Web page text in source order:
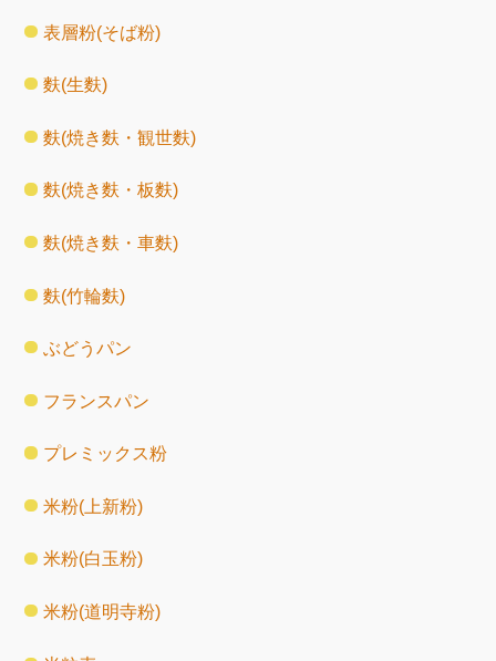
表層粉(そば粉)
麩(生麩)
麩(焼き麩・観世麩)
麩(焼き麩・板麩)
麩(焼き麩・車麩)
麩(竹輪麩)
ぶどうパン
フランスパン
プレミックス粉
米粉(上新粉)
米粉(白玉粉)
米粉(道明寺粉)